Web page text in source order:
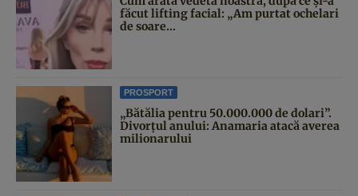
făcut lifting facial: „Am purtat ochelari
de soare...
PROSPORT
„Bătălia pentru 50.000.000 de dolari”.
Divorțul anului: Anamaria atacă averea
milionarului